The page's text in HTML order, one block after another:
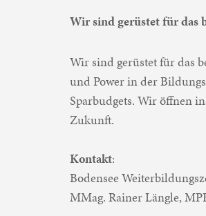
Wir sind gerüstet für das
Wir sind gerüstet für das
und Power in der
Sparbudgets. Wir öffnen
Zukunft.
Kontakt:
Bodensee
MMag. Rainer Längle,